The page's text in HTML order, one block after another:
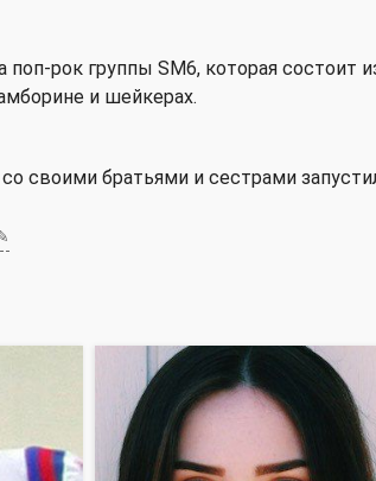
поп-рок группы SM6, которая состоит
и шейкерах.
своими братьями и сестрами